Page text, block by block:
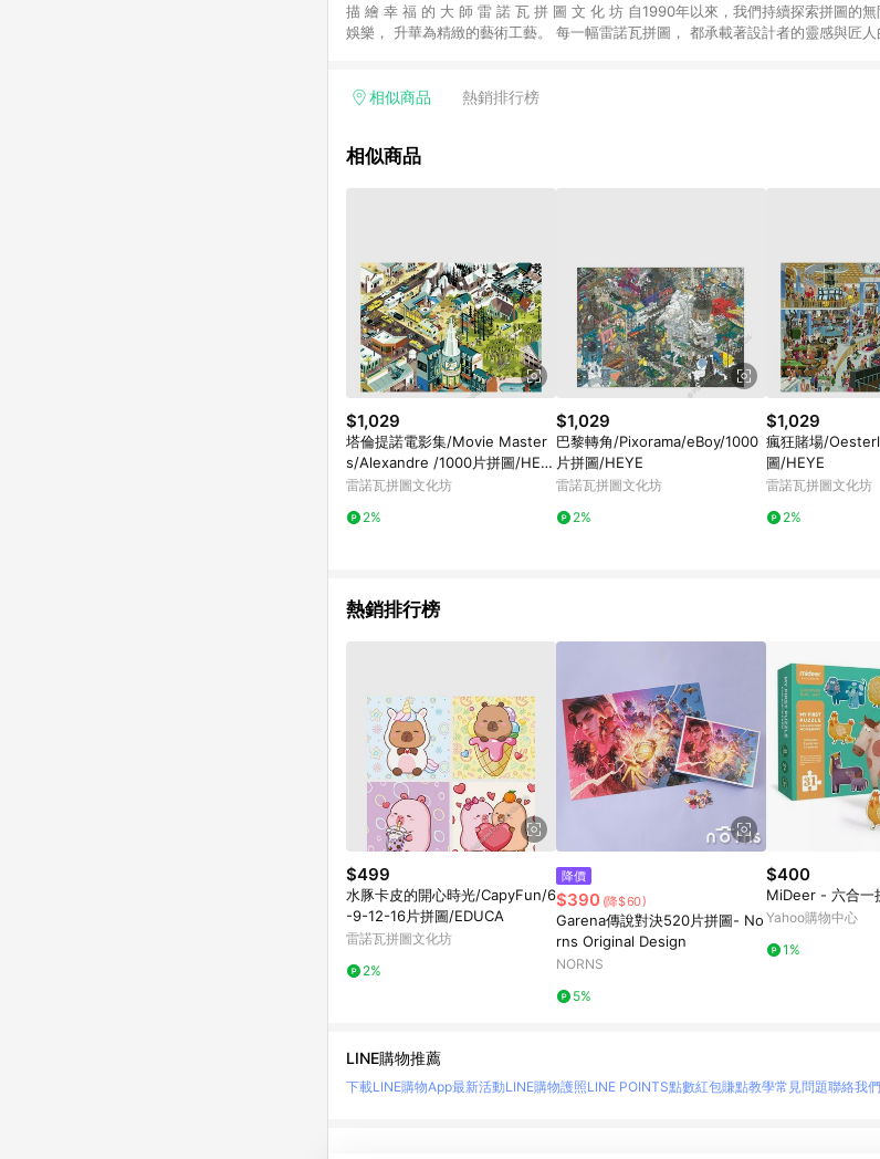
描 繪 幸 福 的 大 師 雷 諾 瓦 拼 圖 文 化 坊 自1990年以來，我們持續探索拼圖的無限可能， 致力於將拼
娛樂， 升華為精緻的藝術工藝。 每一幅雷諾瓦拼圖， 都承載著設計者的靈感與匠人的心血。 從素材的精挑細選到色
好者都能 找到屬於自己的挑戰與成就感， 無論是初次接觸的新手，還是追求極致的拼圖老手， 都能在拼湊過程中收穫
自己的幸福時光。
相似商品 熱銷排行榜
相似商品
$1,029
塔倫提諾電影集/Movie Master
s/Alexandre /1000片拼圖/HEY
E
雷諾瓦拼圖文化坊
2%
$1,029
巴黎轉角/Pixorama/eBoy/1000
片拼圖/HEYE
雷諾瓦拼圖文化坊
2%
$1,029
瘋狂賭場/
圖/HEYE
雷諾瓦拼圖文化坊
2%
熱銷排行榜
$499
水豚卡皮的開心時光/CapyFun/6
-9-12-16片拼圖/EDUCA
雷諾瓦拼圖文化坊
2%
降價
$390 (降$60)
Garena傳說對決520片拼圖- No
rns Original Design
NORNS
5%
$400
MiDeer - 六合一
Yahoo購物中心
1%
LINE購物推薦
下載LINE購物App最新活動LINE購物護照LINE POINTS點數紅包賺點教學常見問題聯絡我們